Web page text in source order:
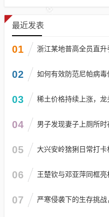
最近发表
01 浙江某地普高全员直
02 如何有效防范尼帕病毒
03 稀土价格持续上涨，
04 男子发现妻子上厕所
05 大兴安岭猞猁日常打卡
06 王楚钦与邓亚萍同框
07 严寒侵袭下的生存挑